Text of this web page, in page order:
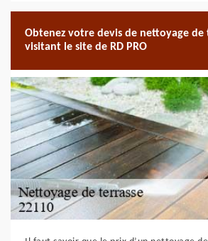
Obtenez votre devis de nettoyage de
visitant le site de RD PRO